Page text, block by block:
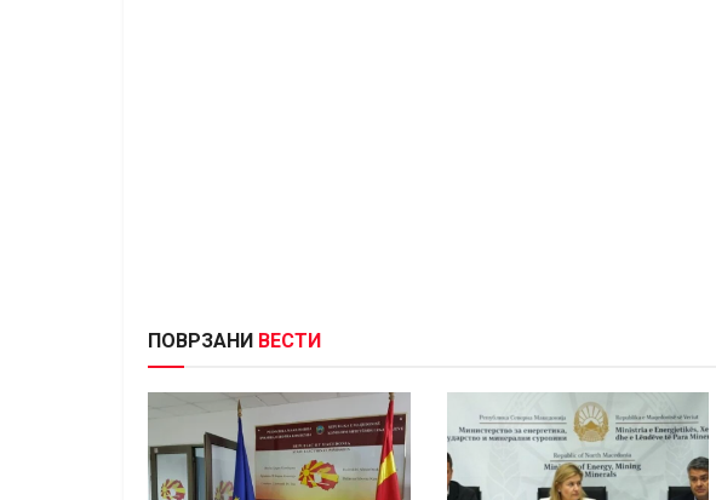
ПОВРЗАНИ ВЕСТИ